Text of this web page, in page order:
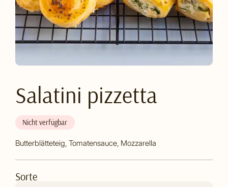
Salatini pizzetta
Nicht verfügbar
Butterblätteteig, Tomatensauce, Mozzarella
Sorte